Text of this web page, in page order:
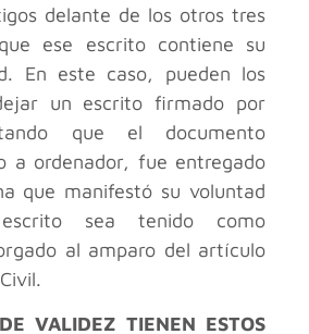
delante de los otros tres
ese escrito contiene su
En este caso, pueden los
un escrito firmado por
que el documento
a ordenador, fue entregado
que manifestó su voluntad
sea tenido como
al amparo del artículo
VALIDEZ TIENEN ESTOS